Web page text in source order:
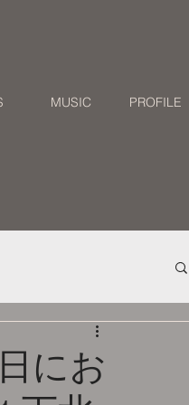
MUSIC PROFILE
にお